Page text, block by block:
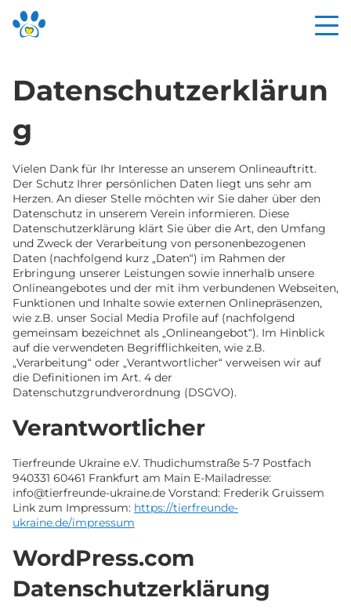
Datenschutzerklärun
g
Vielen Dank für Ihr Interesse an unserem Onlineauftritt.
Der Schutz Ihrer persönlichen Daten liegt uns sehr am
Herzen. An dieser Stelle möchten wir Sie daher über den
Datenschutz in unserem Verein informieren. Diese
Datenschutzerklärung klärt Sie über die Art, den Umfang
und Zweck der Verarbeitung von personenbezogenen
Daten (nachfolgend kurz „Daten“) im Rahmen der
Erbringung unserer Leistungen sowie innerhalb unsere
Onlineangebotes und der mit ihm verbundenen Webseiten,
Funktionen und Inhalte sowie externen Onlinepräsenzen,
wie z.B. unser Social Media Profile auf (nachfolgend
gemeinsam bezeichnet als „Onlineangebot“). Im Hinblick
auf die verwendeten Begrifflichkeiten, wie z.B.
„Verarbeitung“ oder „Verantwortlicher“ verweisen wir auf
die Definitionen im Art. 4 der
Datenschutzgrundverordnung (DSGVO).
Verantwortlicher
Tierfreunde Ukraine e.V. Thudichumstraße 5-7 Postfach
940331 60461 Frankfurt am Main E-Mailadresse:
info@tierfreunde-ukraine.de Vorstand: Frederik Gruissem
Link zum Impressum: https://tierfreunde-
ukraine.de/impressum
WordPress.com
Datenschutzerklärung